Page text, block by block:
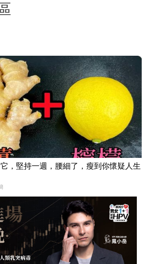
，堅持一週，腰細了，瘦到你懷疑人生